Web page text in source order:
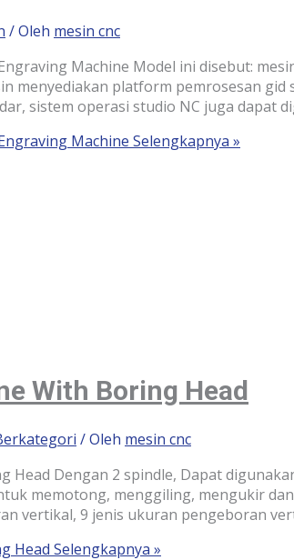
/ Oleh mesin cnc
Machine Model ini disebut:
menyediakan platform pemrosesan
sistem operasi studio NC juga dapat
Machine Selengkapnya »
With Boring Head
/ Oleh mesin cnc
Head Dengan 2 spindle, Dapat
memotong, menggiling, mengukir
vertikal, 9 jenis ukuran pengeboran
Head Selengkapnya »